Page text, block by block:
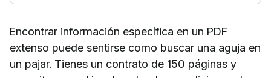
Encontrar información específica en un PDF
extenso puede sentirse como buscar una aguja en
un pajar. Tienes un contrato de 150 páginas y